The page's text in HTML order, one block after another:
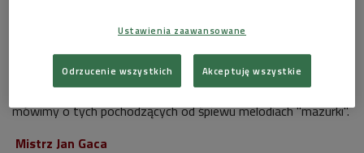
oberek lub ober – dodał gość programu – Myślę, że w
pewnym momencie powstało to rozróżnienie na mazurki i
oberki, bo oberki kojarzą się z szybkimi, drobnymi,
technicznymi melodiami. Żeby to jakoś sklasyfikować,
mówimy o tych pochodzących od śpiewu melodiach "mazurki".
Mistrz Jan Gaca
Ustawienia zaawansowane
Odrzucenie wszystkich Akceptuję wszystkie